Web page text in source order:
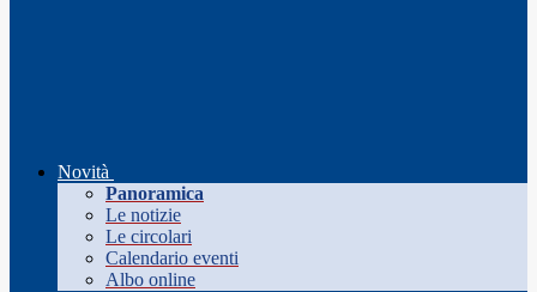
Novità
Panoramica
Le notizie
Le circolari
Calendario eventi
Albo online